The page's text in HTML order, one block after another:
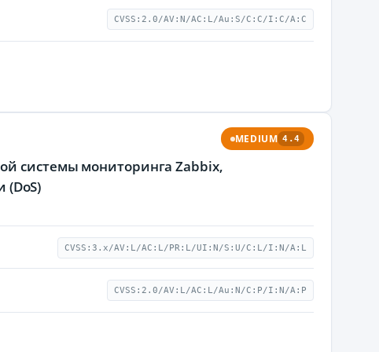
CVSS:2.0/AV:N/AC:L/Au:S/C:C/I:C/A:C
MEDIUM 4.4
системы мониторинга Zabbix,
CVSS:3.x/AV:L/AC:L/PR:L/UI:N/S:U/C:L/I:N/A:L
CVSS:2.0/AV:L/AC:L/Au:N/C:P/I:N/A:P